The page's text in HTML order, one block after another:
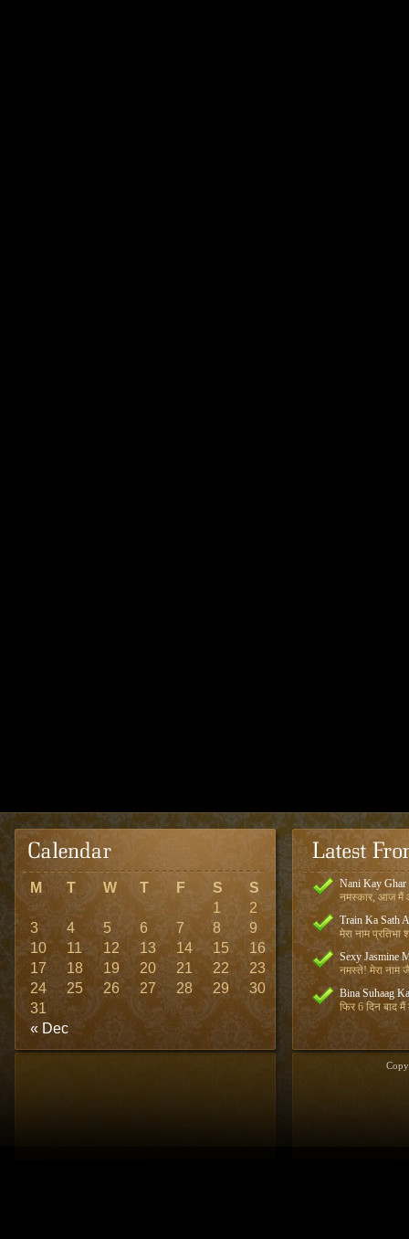
M T W T F S S
« Dec
1
2
3
4 5 6 7 8
9
10
11 12 13 14 15
16
17
18 19 20 21 22
23
24
25 26 27 28 29
30
31
Nani Kay Ghar
नमस्कार, आज मैं
Train Ka Sath
मेरा नाम प्रतिभा
Sexy Jasmine
नमस्ते! मेरा नाम
Bina Suhaag
फिर 6 दिन बाद